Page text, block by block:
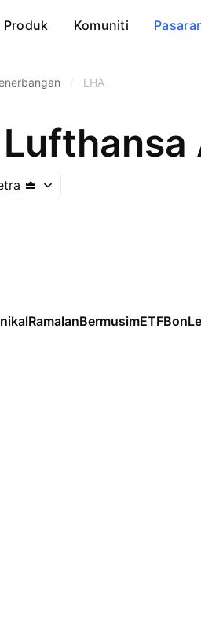
Produk Komuniti
LHA
RamalanBermusimETFBon